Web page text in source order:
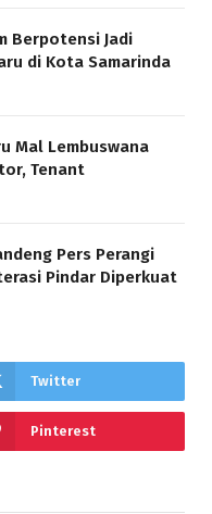
Berpotensi Jadi
di Kota Samarinda
Mal Lembuswana
Tenant
Pers Perangi
Pindar Diperkuat
Twitter
Pinterest